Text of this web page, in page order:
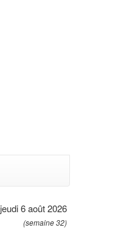
jeudi 6 août 2026
(semaine 32)